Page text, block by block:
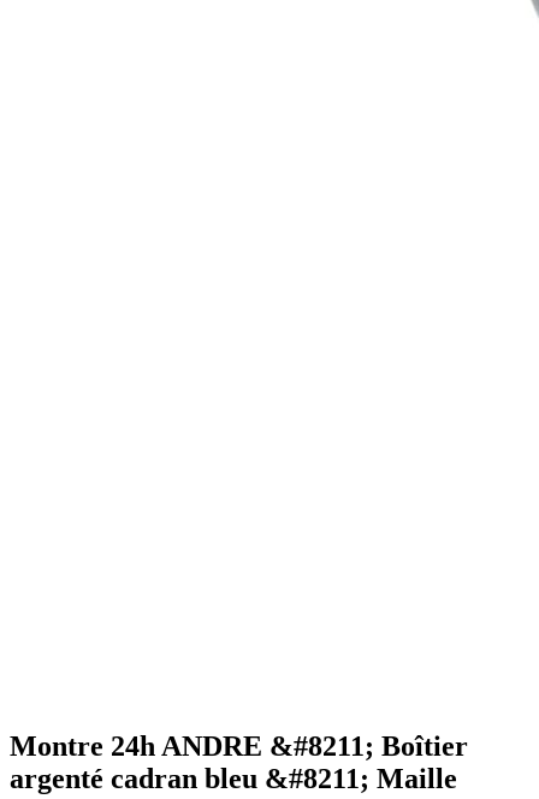
Montre 24h ANDRE &#8211; Boîtier
argenté cadran bleu &#8211; Maille